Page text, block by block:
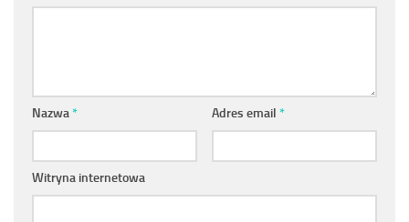
Nazwa* Adres email *
Witryna internetowa